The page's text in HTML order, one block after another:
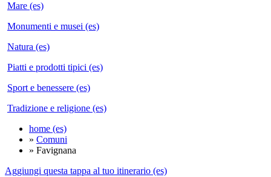
Mare (es)
Monumenti e musei (es)
Natura (es)
Piatti e prodotti tipici (es)
Sport e benessere (es)
Tradizione e religione (es)
home (es)
» Comuni
» Favignana
Aggiungi questa tappa al tuo itinerario (es)